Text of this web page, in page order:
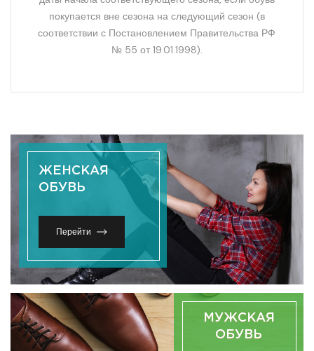
покупается вне сезона на следующий сезон (в
соответствии с Постановлением Правительства РФ
№ 55 от 19.01.1998).
ЖЕНСКАЯ
ОБУВЬ
Перейти
МУЖСКАЯ
ОБУВЬ